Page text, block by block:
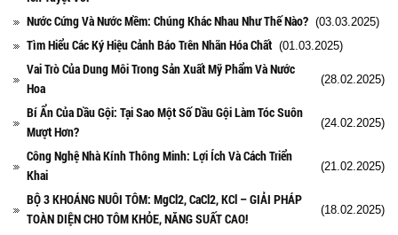
Nước Cứng Và Nước Mềm: Chúng Khác Nhau Như Thế Nào? (03.03.2025)
Tìm Hiểu Các Ký Hiệu Cảnh Báo Trên Nhãn Hóa Chất (01.03.2025)
Vai Trò Của Dung Môi Trong Sản Xuất Mỹ Phẩm Và Nước
Hoa
(28.02.2025)
Bí Ẩn Của Dầu Gội: Tại Sao Một Số Dầu Gội Làm Tóc Suôn
Mượt Hơn?
(24.02.2025)
Công Nghệ Nhà Kính Thông Minh: Lợi Ích Và Cách Triển
Khai
(21.02.2025)
BỘ 3 KHOÁNG NUÔI TÔM: MgCl2, CaCl2, KCl – GIẢI PHÁP
TOÀN DIỆN CHO TÔM KHỎE, NĂNG SUẤT CAO!
(18.02.2025)